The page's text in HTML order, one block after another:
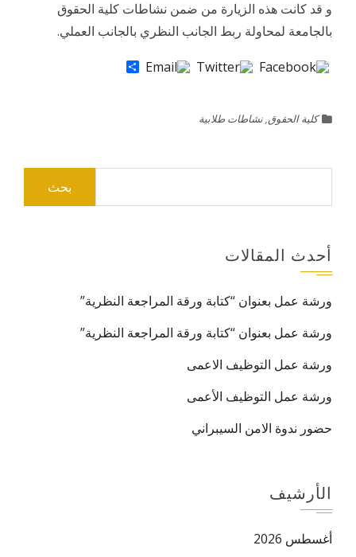
و قد كانت هذه الزيارة من ضمن نشاطات كلية الحقوق
بالجامعة لمحاولة ربط الجانب النظري بالجانب العملي.
كلية الحقوق,نشاطات طلابية
أحدث المقالات
ورشة عمل بعنوان “كتابة ورقة المراجعة النظرية”
ورشة عمل بعنوان “كتابة ورقة المراجعة النظرية”
ورشة عمل التوظيف الاعمى
ورشة عمل التوظيف الأعمى
حضور ندوة الامن السيبراني
الأرشيف
أغسطس 2026